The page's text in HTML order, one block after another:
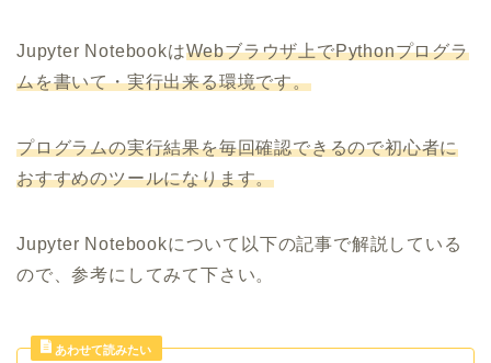
Jupyter NotebookはWebブラウザ上でPythonプログラ
ムを書いて・実行出来る環境です。
プログラムの実行結果を毎回確認できるので初心者に
おすすめのツールになります。
Jupyter Notebookについて以下の記事で解説している
ので、参考にしてみて下さい。